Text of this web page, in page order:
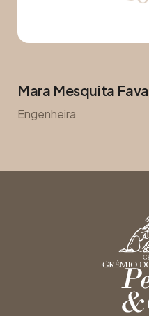
Mara Mesquita Fava
Engenheira